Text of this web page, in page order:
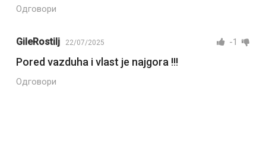
Одговори
GileRostilj 22/07/2025 -1
Pored vazduha i vlast je najgora !!!
Одговори